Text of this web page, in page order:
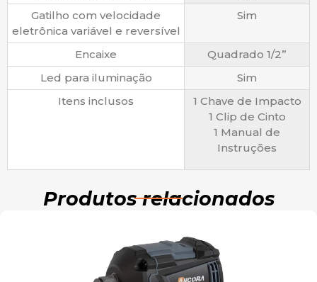
Gatilho com velocidade
eletrônica variável e reversível
Sim
Encaixe
Quadrado 1/2”
Led para iluminação
Sim
Itens inclusos
1 Chave de Impacto
1 Clip de Cinto
1 Manual de
Instruções
Produtos relacionados